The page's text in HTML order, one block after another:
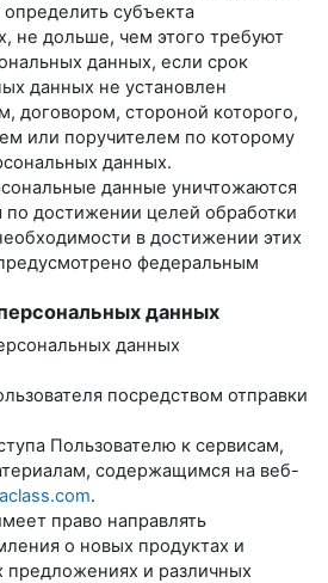
субъекта
не дольше, чем этого требуют
данных, если срок
данных не установлен
договором, стороной которого,
или поручителем по которому
данных.
данные уничтожаются
по достижении целей обработки
в достижении этих
федеральным
данных
данных
посредством отправки
Пользователю к сервисам,
содержащимся на веб-
.
право направлять
о новых продуктах и
предложениях и различных